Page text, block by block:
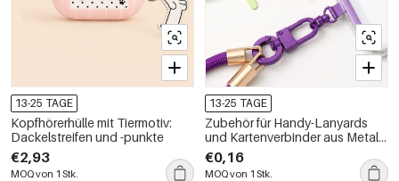
13-25 TAGE
Kopfhörerhülle mit Tiermotiv:
Dackelstreifen und -punkte
€2,93
MOQ von 1 Stk.
13-25 TAGE
Zubehör für Handy-Lanyards
und Kartenverbinder aus Metall
der Simple Series –
Alltagstauglich
€0,16
MOQ von 1 Stk.